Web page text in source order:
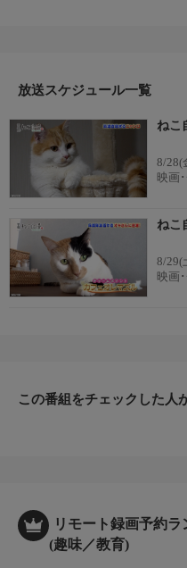
放送スケジュール一覧
ねこ
8/28(
映画
ねこ
8/29(
映画
この番組をチェックした人
リモート録画予約ラ
(趣味／教育)